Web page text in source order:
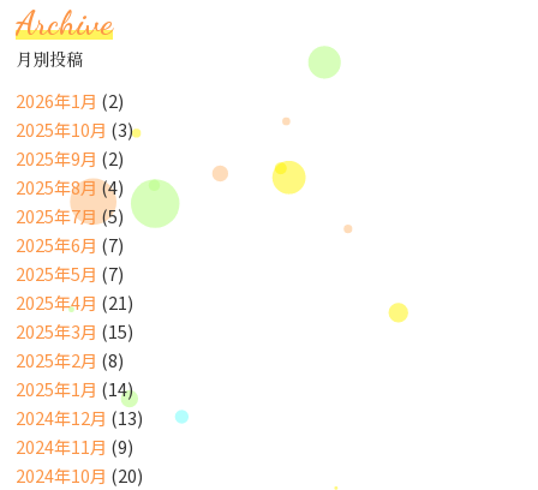
Archive
月別投稿
2026年1月 (2)
2025年10月 (3)
2025年9月 (2)
2025年8月(4)
2025年7月 (5)
2025年6月 (7)
2025年5月 (7)
2025年4月 (21)
2025年3月 (15)
2025年2月 (8)
2025年1月 (14)
2024年12月 (13)
2024年11月 (9)
2024年10月 (20)